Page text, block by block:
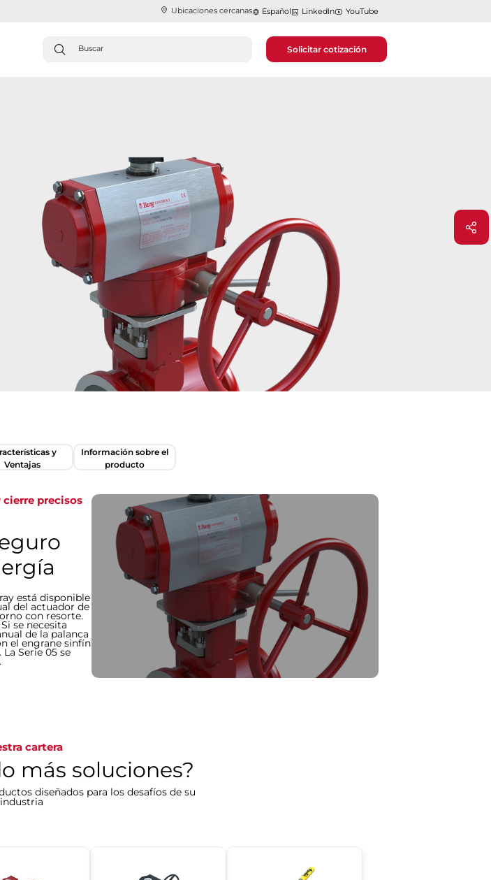
Ubicaciones cercanas Español LinkedIn YouTube
Solicitar cotización
y
Ventajas
Información sobre el
producto
precisos
está disponible
del actuador de
con resorte.
se necesita
de la palanca
el engrane sinfín
Serie 05 se
cartera
más soluciones?
diseñados para los desafíos de su
industria